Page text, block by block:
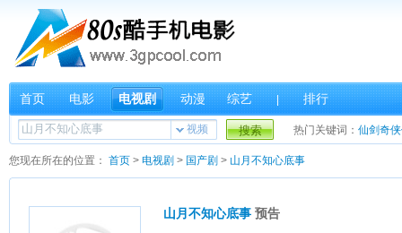
首页 电影 电视剧 动漫 综艺 | 排行
视频 搜索 热门关键词： 仙剑奇
您现在所在的位置： 首页 > 电视剧 > 国产剧 > 山月不知心底事
山月不知心底事 预告